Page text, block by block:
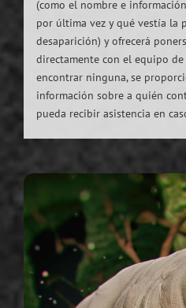
(como el nombre e
por última vez y qué vestía la
desaparición) y ofrecerá
directamente con el equipo de
encontrar ninguna, se
información sobre a quién
pueda recibir asistencia en